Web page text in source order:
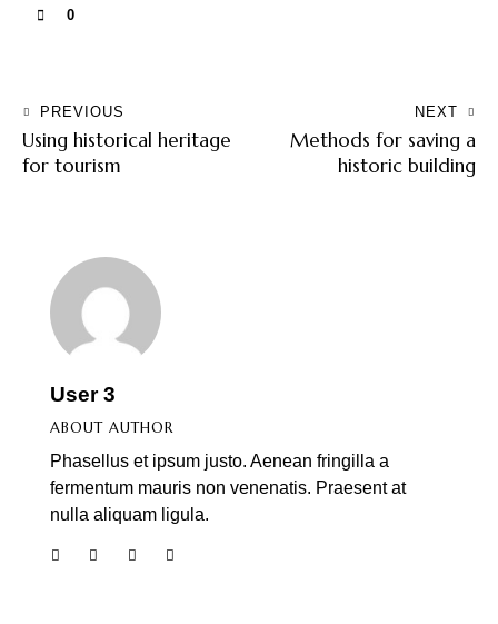
0
PREVIOUS
Using historical heritage
for tourism
NEXT
Methods for saving a
historic building
User 3
ABOUT AUTHOR
Phasellus et ipsum justo. Aenean fringilla a
fermentum mauris non venenatis. Praesent at
nulla aliquam ligula.